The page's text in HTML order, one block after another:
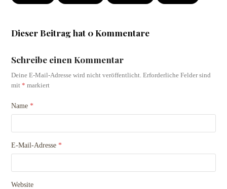
Dieser Beitrag hat 0 Kommentare
Schreibe einen Kommentar
Deine E-Mail-Adresse wird nicht veröffentlicht. Erforderliche Felder sind
mit* markiert
Name*
E-Mail-Adresse*
Website